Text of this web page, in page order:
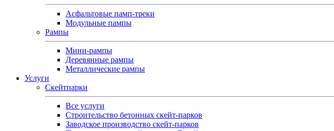
Асфальтовые памп‑треки
Модульные пампы
Рампы
Мини-рампы
Деревянные рампы
Металлические рампы
Услуги
Скейтпарки
Все услуги
Строительство бетонных скейт-парков
Заводское производство скейт-парков